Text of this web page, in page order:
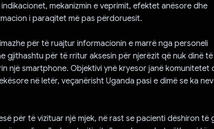
mekanizmin e veprimit, efektet anësore dhe
i paraqitet më pas përdoruesit.
për të ruajtur informacionin e marrë nga personeli
gjithashtu për të rritur aksesin për njerëzit që nuk dinë të
një smartphone. Objektivi ynë kryesor janë komunitetet
në letër, veçanërisht Uganda pasi e dimë se ka
për të vizituar një mjek, në rast se pacienti dëshiron të